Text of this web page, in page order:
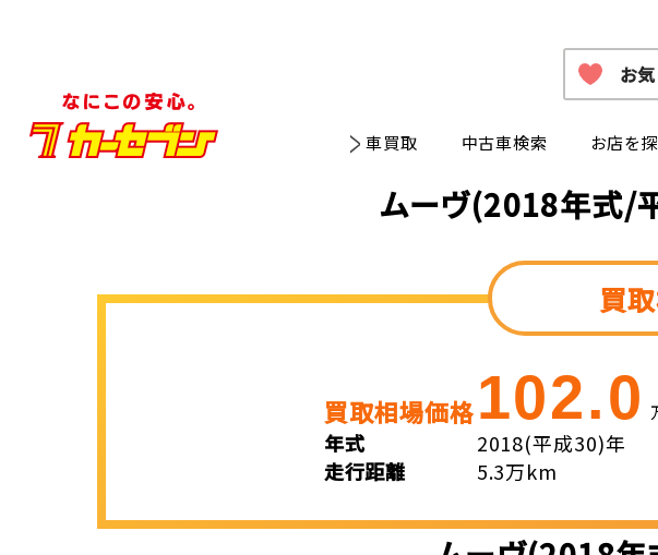
車買取 中古車検索 お店を
お
ムーヴ(2018年式/
買
買取相場価格102.0
年式
2018(平成30)年
走行距離
5.3万km